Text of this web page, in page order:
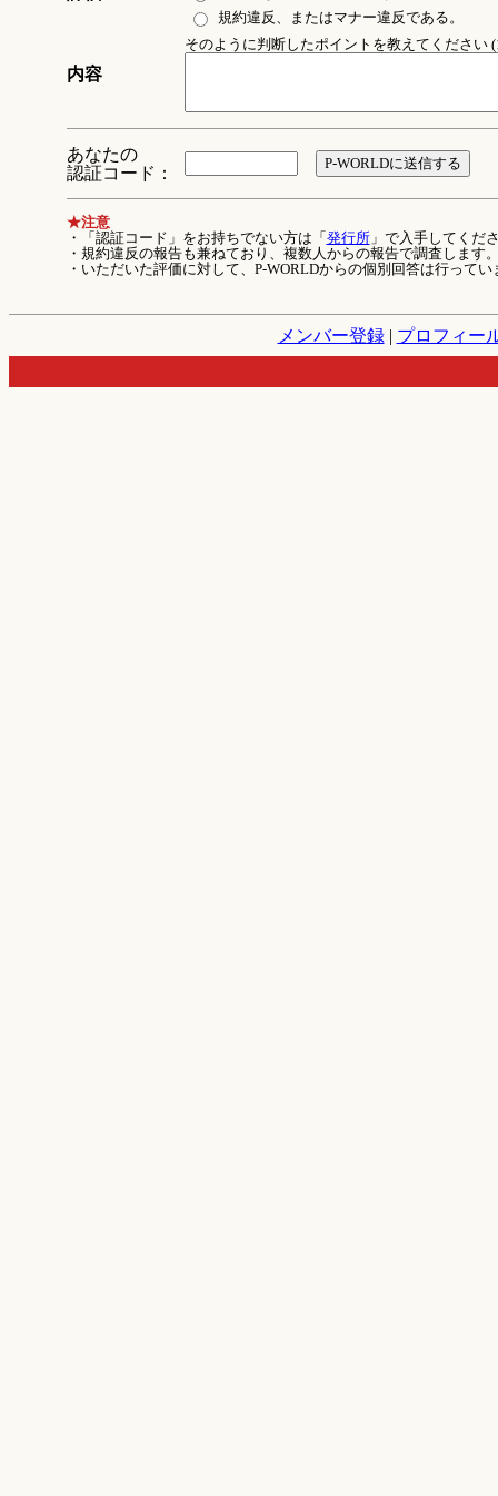
規約違反、またはマナー違反である。
内容
そのように判断したポイントを教えてください
あなたの
認証コード：
★注意
・「認証コード」をお持ちでない方は「 発行所」で入手してくだ
・規約違反の報告も兼ねており、複数人からの報告で調査します
・いただいた評価に対して、P-WORLDからの個別回答は行ってい
メンバー登録| プロフィー